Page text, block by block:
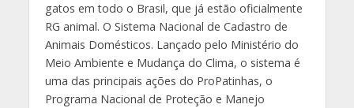
gatos em todo o Brasil, que já estão oficialmente
RG animal. O Sistema Nacional de Cadastro de
Animais Domésticos. Lançado pelo Ministério do
Meio Ambiente e Mudança do Clima, o sistema é
uma das principais ações do ProPatinhas, o
Programa Nacional de Proteção e Manejo